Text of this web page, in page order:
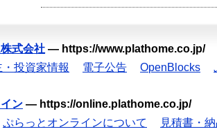
式会社 — https://www.plathome.co.jp/
・投資家情報 電子公告 OpenBlocks
ン — https://online.plathome.co.jp/
ぷらっとオンラインについて
見積書・